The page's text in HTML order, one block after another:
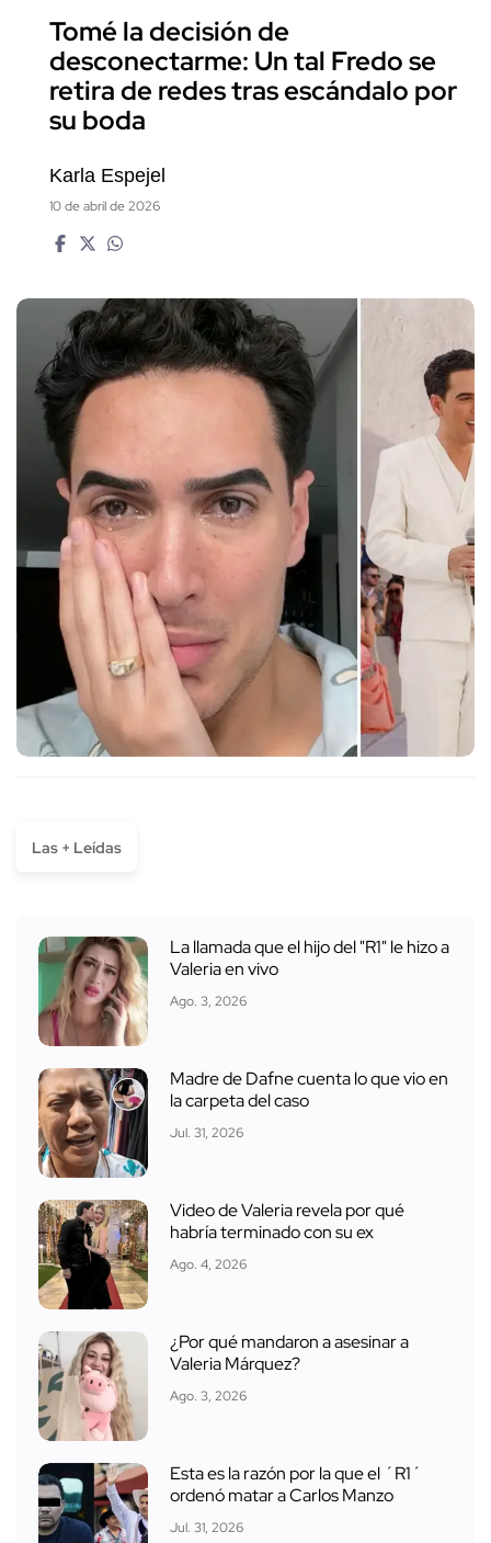
Tomé la decisión de
desconectarme: Un tal Fredo se
retira de redes tras escándalo por
su boda
Karla Espejel
10 de abril de 2026
Las + Leídas
La llamada que el hijo del "R1" le hizo a
Valeria en vivo
Ago. 3, 2026
Madre de Dafne cuenta lo que vio en
la carpeta del caso
Jul. 31, 2026
Video de Valeria revela por qué
habría terminado con su ex
Ago. 4, 2026
¿Por qué mandaron a asesinar a
Valeria Márquez?
Ago. 3, 2026
Esta es la razón por la que el ´R1´
ordenó matar a Carlos Manzo
Jul. 31, 2026